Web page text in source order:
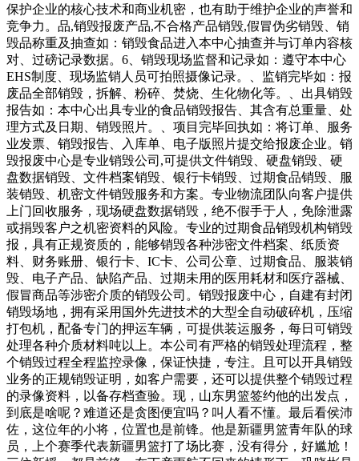
保护企业的核心技术和商业机密，也有助于维护企业的声誉和
竞争力。品,销毁报废产品,不合格产品销毁,假冒伪劣销毁、销
毁品称重及抽查如：销毁食品进入本中心抽查并与订单内容核
对、过磅记录数据。6、销毁现场监督和记录如：遵守本中心
EHS制度、现场监销人员可拍照摄像记录。、监销完毕如：报
废品全部销毁，拆解、粉碎、焚烧、生化物化等。、出具销毁
报告如：本中心出具专业的食品销毁报告、其含有总重量、处
理方式及日期、销毁照片。、项目完毕回执如：将订单、服务
业发票、销毁报告、入库单、电子版照片提交给报废企业。销
毁报废中心是专业销毁公司,可提供文件销毁、硬盘销毁、硬
盘数据销毁、文件档案销毁、银行卡销毁、过期食品销毁、服
装销毁、机密文件销毁服务和方案。专业物流团队向客户提供
上门回收服务，现场硬盘数据销毁，绝不假手于人，免除泄露
或捐毁客户之机密资料的风险。专业的过期食品销毁机构销毁
报，具有正规资质的，能够销毁各种涉密文件档案、纸质资
料、财务账册、银行卡、IC卡、公司公章、过期食品、服装销
毁、电子产品、缺陷产品、过期未用的医用耗材和医疗器械、
假冒商品等涉密介质的销毁公司。销毁报废中心，自建有封闭
销毁场地，拥有采用国外先进技术的大型全自动破碎机，压缩
打包机，配备专门的押运车辆，可提供装运服务，每日可销毁
处理各种介质材料吨以上。本公司有严格的销毁处理流程，整
个销毁过程全程监控录像，保证快捷，专注。且可以开具销毁
业务的正规销毁证明，如客户需要，还可以提供整个销毁过程
的录像资料，以备存档查验。现，山东男篮签约他的出发点，
到底是啥呢？难道还是贪图便宜吗？叫人看不懂。最后看侯沛
佐，这位年的小将，位置也是前锋。他是新疆男篮青年队的球
员，上个赛季代表新疆男篮打了场比赛，没有得分，好尴尬！